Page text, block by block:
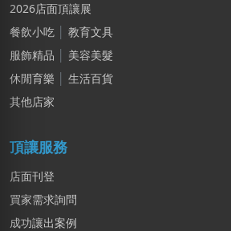
黃X甯
台北市｜預算 50萬~100萬元
江X珮
台中市｜預算 10萬元以下
台南市｜預算 100萬元以上
2026店面頂讓展
餐飲小吃
教育文具
服飾精品
美容美髮
休閒育樂
生活百貨
其他店家
頂讓服務
店面刊登
買家需求詢問
成功讓出案例